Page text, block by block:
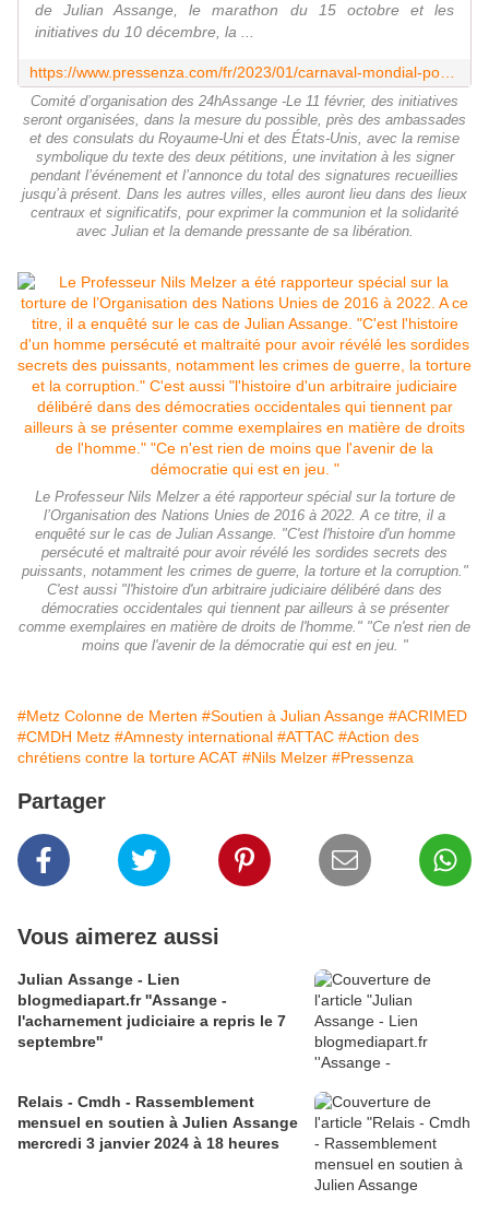
de Julian Assange, le marathon du 15 octobre et les
initiatives du 10 décembre, la ...
Comité d’organisation des 24hAssange -Le 11 février, des initiatives
seront organisées, dans la mesure du possible, près des ambassades
et des consulats du Royaume-Uni et des États-Unis, avec la remise
symbolique du texte des deux pétitions, une invitation à les signer
pendant l’événement et l’annonce du total des signatures recueillies
jusqu’à présent. Dans les autres villes, elles auront lieu dans des lieux
centraux et significatifs, pour exprimer la communion et la solidarité
avec Julian et la demande pressante de sa libération.
Le Professeur Nils Melzer a été rapporteur spécial sur la torture de
l’Organisation des Nations Unies de 2016 à 2022. A ce titre, il a
enquêté sur le cas de Julian Assange. "C'est l'histoire d'un homme
persécuté et maltraité pour avoir révélé les sordides secrets des
puissants, notamment les crimes de guerre, la torture et la corruption."
C'est aussi "l'histoire d'un arbitraire judiciaire délibéré dans des
démocraties occidentales qui tiennent par ailleurs à se présenter
comme exemplaires en matière de droits de l'homme." "Ce n'est rien de
moins que l'avenir de la démocratie qui est en jeu. "
#Metz Colonne de Merten #Soutien à Julian Assange #ACRIMED
#CMDH Metz #Amnesty international #ATTAC #Action des
chrétiens contre la torture ACAT #Nils Melzer #Pressenza
Partager
Vous aimerez aussi
Julian Assange - Lien
blogmediapart.fr ''Assange -
l'acharnement judiciaire a repris le 7
septembre''
Relais - Cmdh - Rassemblement
mensuel en soutien à Julien Assange
mercredi 3 janvier 2024 à 18 heures